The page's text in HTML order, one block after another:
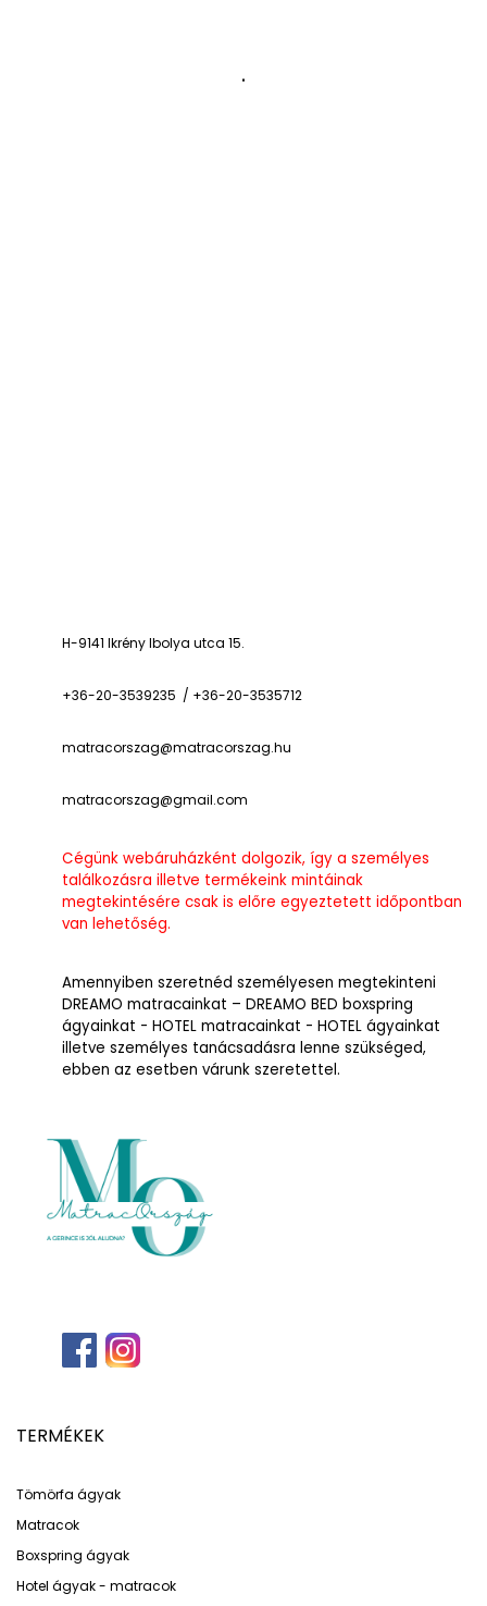
.
H-9141 Ikrény Ibolya utca 15.
+36-20-3539235 / +36-20-3535712
matracorszag@matracorszag.hu
matracorszag@gmail.com
Cégünk webáruházként dolgozik, így a személyes
találkozásra illetve termékeink mintáinak
megtekintésére csak is előre egyeztetett időpontban
van lehetőség.
Amennyiben szeretnéd személyesen megtekinteni
DREAMO matracainkat – DREAMO BED boxspring
ágyainkat - HOTEL matracainkat - HOTEL ágyainkat
illetve személyes tanácsadásra lenne szükséged,
ebben az esetben várunk szeretettel.
TERMÉKEK
Tömörfa ágyak
Matracok
Boxspring ágyak
Hotel ágyak - matracok